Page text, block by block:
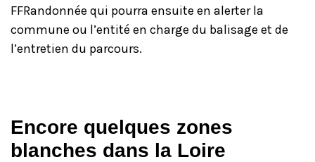
FFRandonnée qui pourra ensuite en alerter la
commune ou l’entité en charge du balisage et de
l’entretien du parcours.
Encore quelques zones
blanches dans la Loire